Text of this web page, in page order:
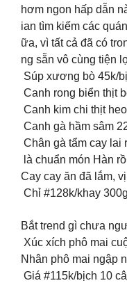
hơm ngon hấp dẫn
ian tìm kiếm các
ữa, vì tất cả đã có
ng sẵn vô cùng tiện
Súp xương bò 45k/
Canh rong biển thịt
Canh kim chi thịt
Canh gà hầm sâm
Chân gà tẩm cay lai
là chuẩn món Hàn
Cay cay ăn đã lắm,
Chỉ #128k/khay
Bắt trend gì chưa
Xúc xích phô mai
Nhân phô mai ngập
Giá #115k/bịch 10